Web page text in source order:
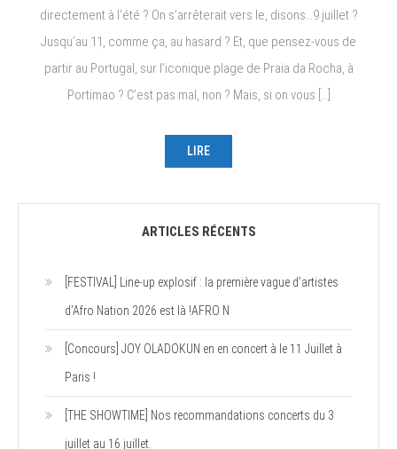
directement à l’été ? On s’arrêterait vers le, disons…9 juillet ?
Jusqu’au 11, comme ça, au hasard ? Et, que pensez-vous de
partir au Portugal, sur l’iconique plage de Praia da Rocha, à
Portimao ? C’est pas mal, non ? Mais, si on vous […]
LIRE
ARTICLES RÉCENTS
[FESTIVAL] Line-up explosif : la première vague d’artistes
d’Afro Nation 2026 est là !AFRO N
[Concours] JOY OLADOKUN en en concert à le 11 Juillet à
Paris !
[THE SHOWTIME] Nos recommandations concerts du 3
juillet au 16 juillet.